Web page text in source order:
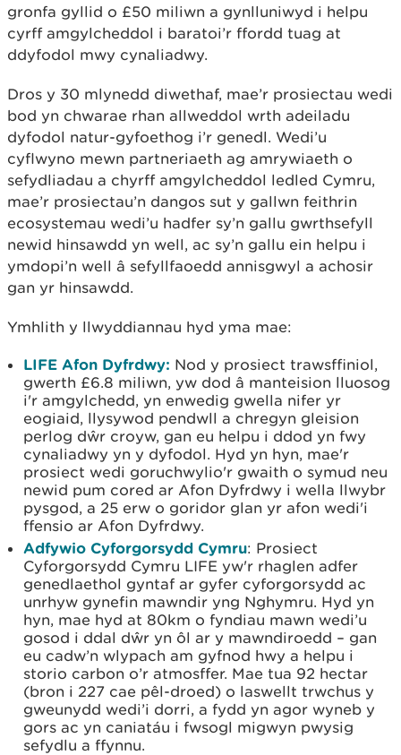
gronfa gyllid o £50 miliwn a gynlluniwyd i helpu
cyrff amgylcheddol i baratoi’r ffordd tuag at
ddyfodol mwy cynaliadwy.
Dros y 30 mlynedd diwethaf, mae’r prosiectau wedi
bod yn chwarae rhan allweddol wrth adeiladu
dyfodol natur-gyfoethog i’r genedl. Wedi’u
cyflwyno mewn partneriaeth ag amrywiaeth o
sefydliadau a chyrff amgylcheddol ledled Cymru,
mae’r prosiectau’n dangos sut y gallwn feithrin
ecosystemau wedi’u hadfer sy’n gallu gwrthsefyll
newid hinsawdd yn well, ac sy’n gallu ein helpu i
ymdopi’n well â sefyllfaoedd annisgwyl a achosir
gan yr hinsawdd.
Ymhlith y llwyddiannau hyd yma mae:
LIFE Afon Dyfrdwy: Nod y prosiect trawsffiniol,
gwerth £6.8 miliwn, yw dod â manteision lluosog
i'r amgylchedd, yn enwedig gwella nifer yr
eogiaid, llysywod pendwll a chregyn gleision
perlog dŵr croyw, gan eu helpu i ddod yn fwy
cynaliadwy yn y dyfodol. Hyd yn hyn, mae'r
prosiect wedi goruchwylio'r gwaith o symud neu
newid pum cored ar Afon Dyfrdwy i wella llwybr
pysgod, a 25 erw o goridor glan yr afon wedi'i
ffensio ar Afon Dyfrdwy.
Adfywio Cyforgorsydd Cymru: Prosiect
Cyforgorsydd Cymru LIFE yw'r rhaglen adfer
genedlaethol gyntaf ar gyfer cyforgorsydd ac
unrhyw gynefin mawndir yng Nghymru. Hyd yn
hyn, mae hyd at 80km o fyndiau mawn wedi’u
gosod i ddal dŵr yn ôl ar y mawndiroedd – gan
eu cadw’n wlypach am gyfnod hwy a helpu i
storio carbon o’r atmosffer. Mae tua 92 hectar
(bron i 227 cae pêl-droed) o laswellt trwchus y
gweunydd wedi’i dorri, a fydd yn agor wyneb y
gors ac yn caniatáu i fwsogl migwyn pwysig
sefydlu a ffynnu.